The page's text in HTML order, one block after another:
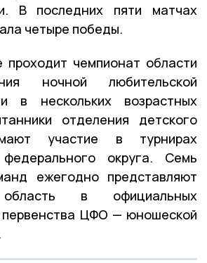
В последних пяти матчах
четыре победы.
чемпионат области
ночной любительской
в нескольких возрастных
отделения детского
участие в турнирах
округа. Семь
ежегодно представляют
в официальных
первенства ЦФО — юношеской